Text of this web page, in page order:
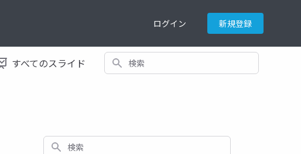
ログイン 新規登録
すべてのスライド 検索
検索